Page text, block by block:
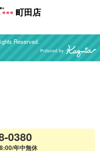
町田店
Reserved.
0380
年中無休